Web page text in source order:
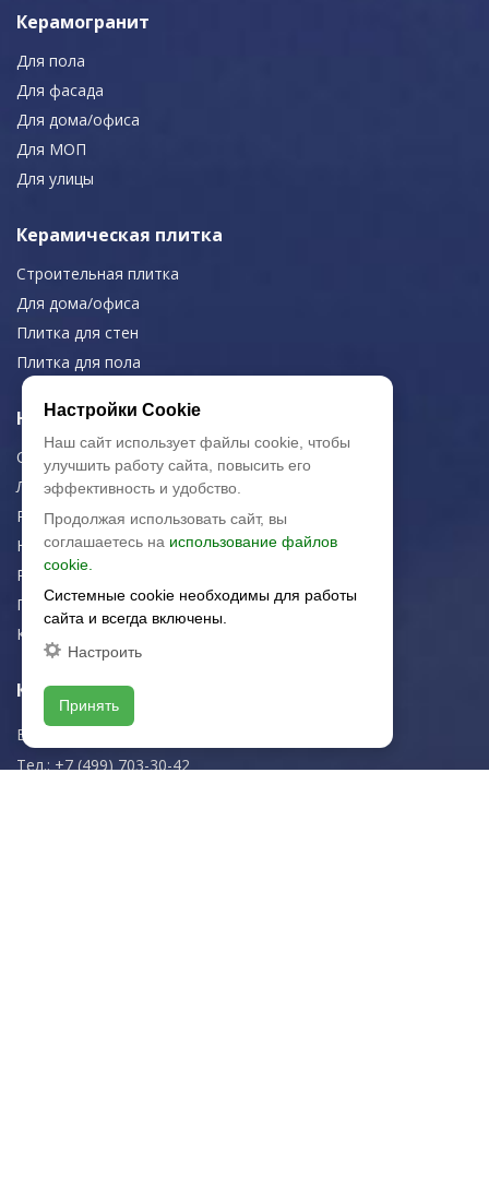
Керамогранит
Для пола
Для фасада
Для дома/офиса
Для МОП
Для улицы
Керамическая плитка
Строительная плитка
Для дома/офиса
Плитка для стен
Плитка для пола
Навигация
О компании
Логистика
Резка керамогранита
Новости
Рекомендации
Портфолио
Контакты
Контактная информация
E-mail:
Тел.: +7 (499) 703-30-42
Настройки Cookie
Наш сайт использует файлы cookie, чтобы
улучшить работу сайта, повысить его
эффективность и удобство.
Продолжая использовать сайт, вы
соглашаетесь на использование файлов
cookie.
Системные cookie необходимы для работы
сайта и всегда включены.
Настроить
Принять